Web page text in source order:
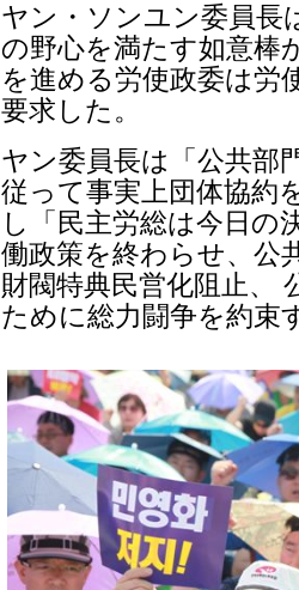
ヤン・ソンユン委員長
の野心を満たす如意棒
を進める労使政委は労
要求した。
ヤン委員長は「公共部
従って事実上団体協約
し「民主労総は今日の
働政策を終わらせ、公
財閥特典民営化阻止、
ために総力闘争を約束